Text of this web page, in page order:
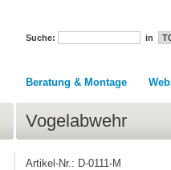
Suche: in
Beratung & Montage
Vogelabwehr
Artikel-Nr.: D-0111-M